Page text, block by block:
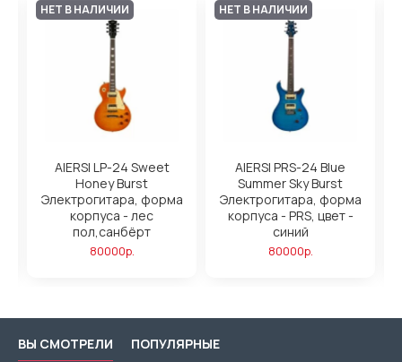
НЕТ В НАЛИЧИИ
AIERSI LP-24 Sweet
Honey Burst
Электрогитара, форма
корпуса - лес
пол,санбёрт
80000р.
НЕТ В НАЛИЧИИ
AIERSI PRS-24 Blue
Summer Sky Burst
Электрогитара, форма
корпуса - PRS, цвет -
синий
80000р.
ВЫ СМОТРЕЛИ ПОПУЛЯРНЫЕ